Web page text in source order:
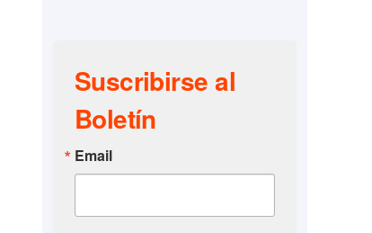
Suscribirse al
Boletín
Email